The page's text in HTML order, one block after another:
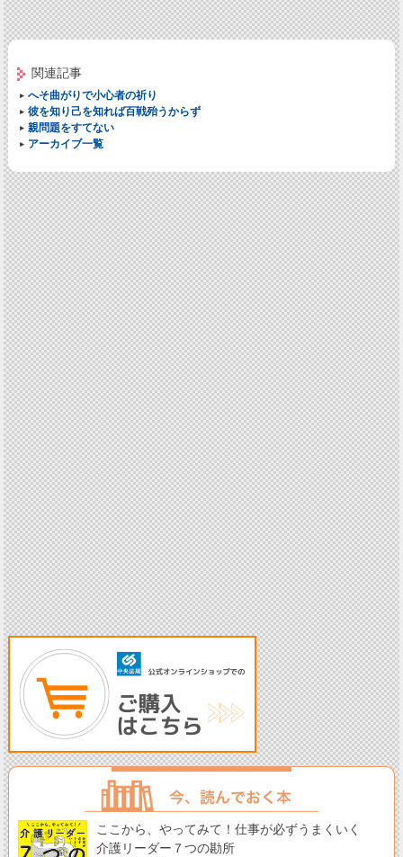
関連記事
へそ曲がりで小心者の祈り
彼を知り己を知れば百戦殆うからず
親問題をすてない
アーカイブ一覧
ここから、やってみて！仕事が必ずうまくいく
介護リーダー７つの勘所